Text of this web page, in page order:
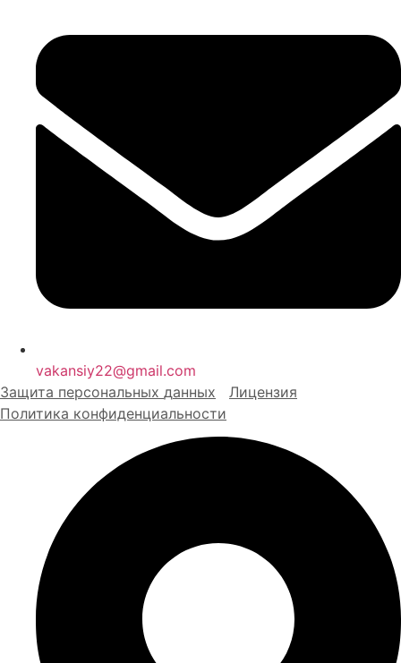
vakansiy22@gmail.com
Защита персональных данных
Лицензия
Политика конфиденциальности